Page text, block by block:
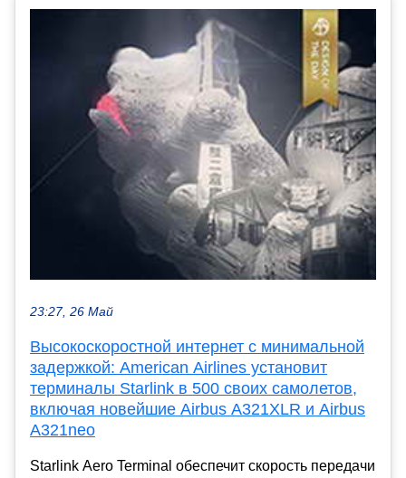
23:27, 26 Май
Высокоскоростной интернет с минимальной
задержкой: American Airlines установит
терминалы Starlink в 500 своих самолетов,
включая новейшие Airbus A321XLR и Airbus
A321neo
Starlink Aero Terminal обеспечит скорость передачи